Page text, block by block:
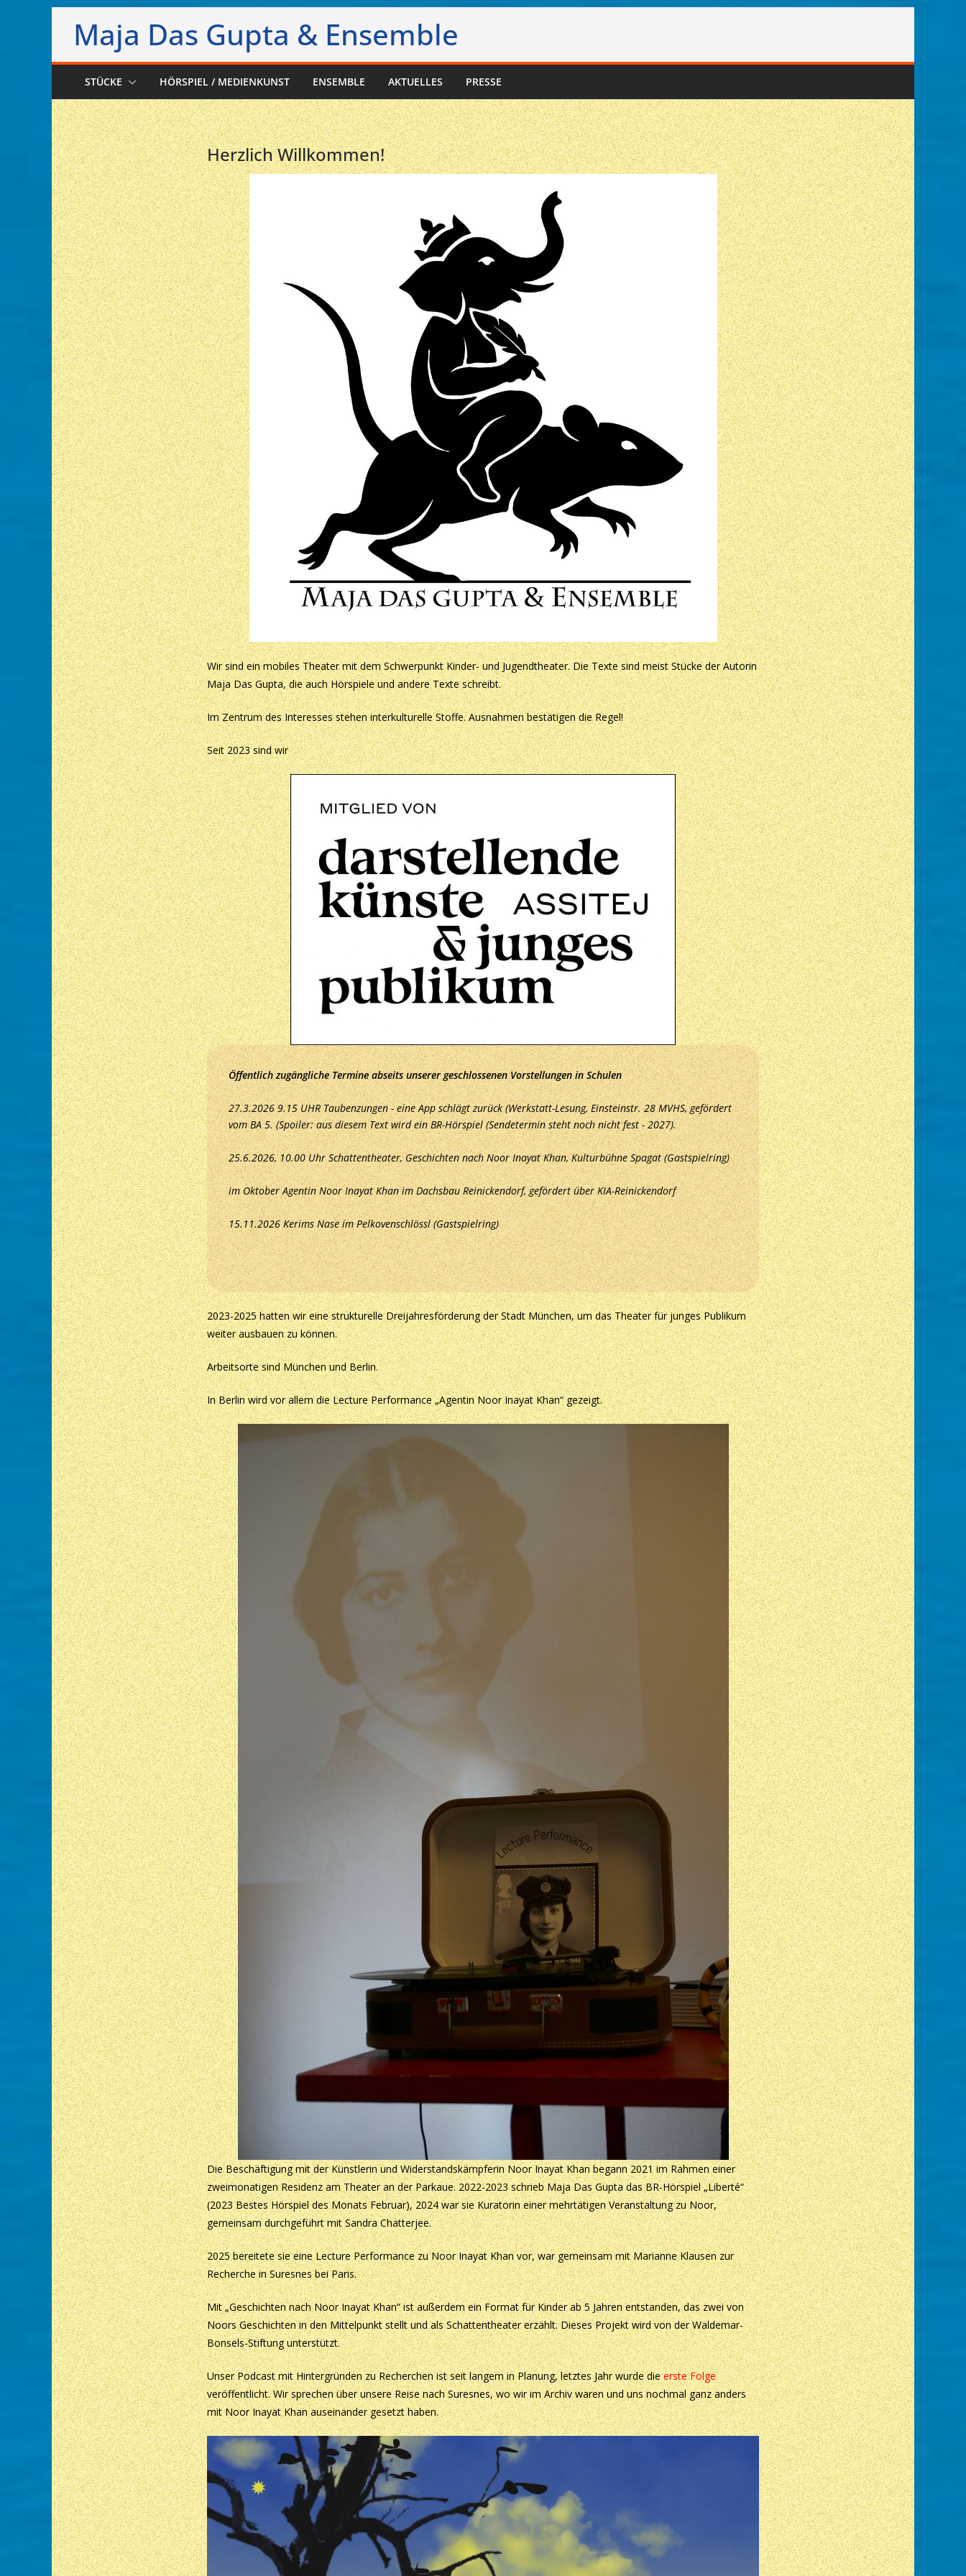
InhaltMaja Das Gupta & Ensemble
STÜCKE HÖRSPIEL / MEDIENKUNST ENSEMBLE AKTUELLES PRESSE
Herzlich Willkommen!
Wir sind ein mobiles Theater mit dem Schwerpunkt Kinder- und Jugendtheater. Die Texte sind meist Stücke der Autorin
Maja Das Gupta, die auch Hörspiele und andere Texte schreibt.
Im Zentrum des Interesses stehen interkulturelle Stoffe. Ausnahmen bestätigen die Regel!
Seit 2023 sind wir
Öffentlich zugängliche Termine abseits unserer geschlossenen Vorstellungen in Schulen
27.3.2026 9.15 UHR Taubenzungen - eine App schlägt zurück (Werkstatt-Lesung, Einsteinstr. 28 MVHS, gefördert
vom BA 5. (Spoiler: aus diesem Text wird ein BR-Hörspiel (Sendetermin steht noch nicht fest - 2027).
25.6.2026, 10.00 Uhr Schattentheater, Geschichten nach Noor Inayat Khan, Kulturbühne Spagat (Gastspielring)
im Oktober Agentin Noor Inayat Khan im Dachsbau Reinickendorf, gefördert über KIA-Reinickendorf
15.11.2026 Kerims Nase im Pelkovenschlössl (Gastspielring)
2023-2025 hatten wir eine strukturelle Dreijahresförderung der Stadt München, um das Theater für junges Publikum
weiter ausbauen zu können.
Arbeitsorte sind München und Berlin.
In Berlin wird vor allem die Lecture Performance „Agentin Noor Inayat Khan“ gezeigt.
Die Beschäftigung mit der Künstlerin und Widerstandskämpferin Noor Inayat Khan begann 2021 im Rahmen einer
zweimonatigen Residenz am Theater an der Parkaue. 2022-2023 schrieb Maja Das Gupta das BR-Hörspiel „Liberté“
(2023 Bestes Hörspiel des Monats Februar), 2024 war sie Kuratorin einer mehrtätigen Veranstaltung zu Noor,
gemeinsam durchgeführt mit Sandra Chatterjee.
2025 bereitete sie eine Lecture Performance zu Noor Inayat Khan vor, war gemeinsam mit Marianne Klausen zur
Recherche in Suresnes bei Paris.
Mit „Geschichten nach Noor Inayat Khan“ ist außerdem ein Format für Kinder ab 5 Jahren entstanden, das zwei von
Noors Geschichten in den Mittelpunkt stellt und als Schattentheater erzählt. Dieses Projekt wird von der Waldemar-
Bonsels-Stiftung unterstützt.
Unser Podcast mit Hintergründen zu Recherchen ist seit langem in Planung, letztes Jahr wurde dieerste Folge
veröffentlicht. Wir sprechen über unsere Reise nach Suresnes, wo wir im Archiv waren und uns nochmal ganz anders
mit Noor Inayat Khan auseinander gesetzt haben.